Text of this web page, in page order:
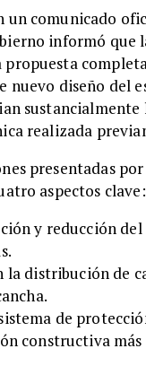
un comunicado
informó que
propuesta
nuevo diseño del
sustancialmente
realizada
presentadas
aspectos clave:
y reducción del
la distribución de
de
constructiva